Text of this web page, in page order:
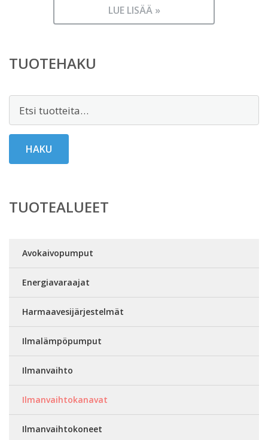
LUE LISÄÄ »
TUOTEHAKU
HAKU
TUOTEALUEET
Avokaivopumput
Energiavaraajat
Harmaavesijärjestelmät
Ilmalämpöpumput
Ilmanvaihto
Ilmanvaihtokanavat
Ilmanvaihtokoneet